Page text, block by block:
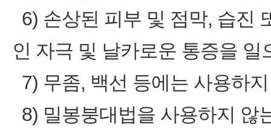
6) 손상된 피부 및 점막, 습진
인 자극 및 날카로운 통증을
7) 무좀, 백선 등에는 사용하
8) 밀봉붕대법을 사용하지 않